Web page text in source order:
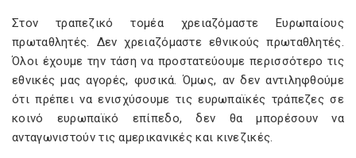
Στον τραπεζικό τομέα χρειαζόμαστε Ευρωπαίους
πρωταθλητές. Δεν χρειαζόμαστε εθνικούς πρωταθλητές.
Όλοι έχουμε την τάση να προστατεύουμε περισσότερο τις
εθνικές μας αγορές, φυσικά. Όμως, αν δεν αντιληφθούμε
ότι πρέπει να ενισχύσουμε τις ευρωπαϊκές τράπεζες σε
κοινό ευρωπαϊκό επίπεδο, δεν θα μπορέσουν να
ανταγωνιστούν τις αμερικανικές και κινεζικές.